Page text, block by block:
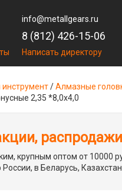
info@metallgears.ru
8 (812) 426-15-06
Написать директору
/Алмазные
2,35 *8,0х4,0
крупным оптом от 10000
в Беларусь,